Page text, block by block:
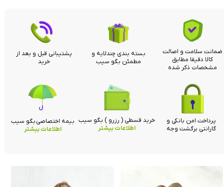
ضمانت سلامت و اصالت
کالا دقیقا مطابق
مشخصات ذکر شده
بسته بندی چندلایه و
مطمئن بگو سیب
پشتیبانی قبل و بعد از
خرید
خرید قسطی ( رزرو ) بگو سیب
اطلاعات بیشتر
پرداخت امن بانکی و
گارانتی برگشت وجه
بیمه اختصاصی بگو سیب
اطلاعات بیشتر